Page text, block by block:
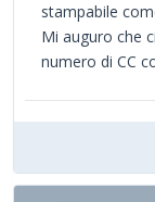
stampabile
Mi auguro che
numero di CC